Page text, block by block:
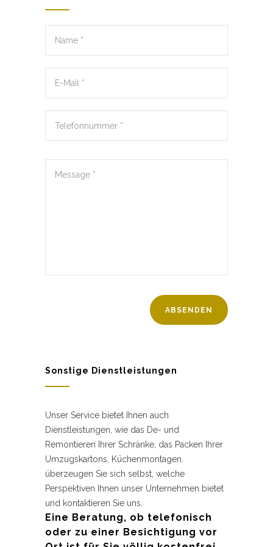
Sonstige Dienstleistungen
Unser Service bietet Ihnen auch
Dienstleistungen, wie das De- und
Remontieren Ihrer Schränke, das Packen Ihrer
Umzugskartons, Küchenmontagen.
überzeugen Sie sich selbst, welche
Perspektiven Ihnen unser Unternehmen bietet
und kontaktieren Sie uns.
Eine Beratung, ob telefonisch
oder zu einer Besichtigung vor